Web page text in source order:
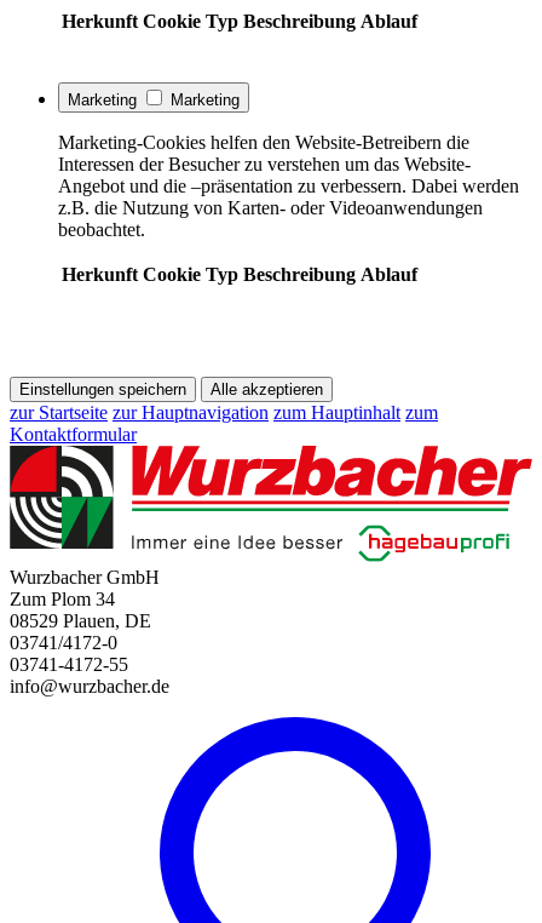
Herkunft Cookie Typ Beschreibung Ablauf
Marketing Marketing
Marketing-Cookies helfen den Website-Betreibern die
Interessen der Besucher zu verstehen um das Website-
Angebot und die –präsentation zu verbessern. Dabei werden
z.B. die Nutzung von Karten- oder Videoanwendungen
beobachtet.
Herkunft Cookie Typ Beschreibung Ablauf
Einstellungen speichern Alle akzeptieren
zur Startseite zur Hauptnavigation zum Hauptinhalt zum
Kontaktformular
Wurzbacher GmbH
Zum Plom 34
08529 Plauen, DE
03741/4172-0
03741-4172-55
info@wurzbacher.de